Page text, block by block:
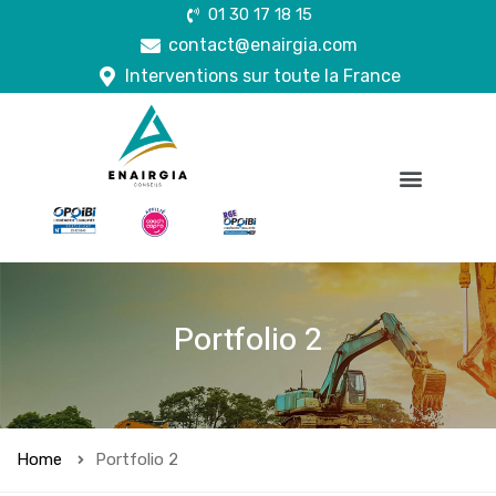
01 30 17 18 15
contact@enairgia.com
Interventions sur toute la France
Portfolio 2
Home Portfolio 2